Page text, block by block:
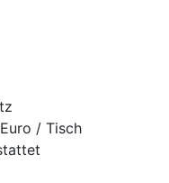
/ Tisch